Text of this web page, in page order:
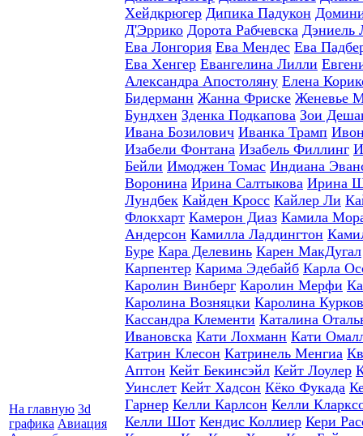
На главную 3d
графика Авиация
Хейдкрюгер Дипика Падукон
Д'Эррико Дорота Рабчевска Дэниель
Ева Лонгория Ева Мендес Ева
Ева Хенгер Евангелина Лилли
Александра Апостоляну Елена
Бидерманн Жанна Фриске Женевье
Бундхен Зденка Подкапова Зои
Ивана Бозилович Иванка Трамп
Изабели Фонтана Изабель Филлинг
Бейли Имоджен Томас Индиана
Воронина Ирина Салтыкова Ирина
Лундбек Кайден Кросс Кайлер Ли
Флокхарт Камерон Диаз Камила
Андерсон Камилла Ладдингтон
Буре Кара Делевинь Карен МакДугал
Карпентер Карима Эдебайб Карла
Каролин Винберг Каролин Мерфи
Каролина Возняцки Каролина
Кассандра Клементи Каталина
Ивановска Кати Лохманн Кати
Катрин Клесон Катринель Менгиа
Аптон Кейт Бекинсэйл Кейт Лоулер
Уинслет Кейт Хадсон Кёко Фукада
Гарнер Келли Карлсон Келли
Келли Шот Кендис Коллиер Кери